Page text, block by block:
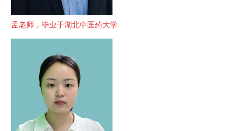
孟老师，毕业于湖北中医药大学